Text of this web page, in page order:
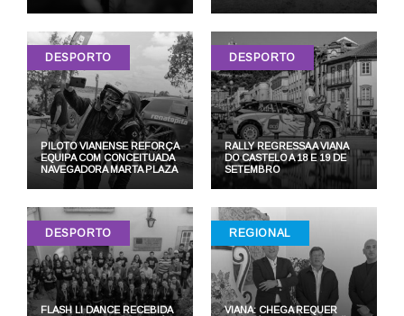
DESPORTO
PILOTO VIANENSE REFORÇA
EQUIPA COM CONCEITUADA
NAVEGADORA MARTA PLAZA
DESPORTO
RALLY REGRESSA A VIANA
DO CASTELO A 18 E 19 DE
SETEMBRO
DESPORTO
FLASH LI DANCE RECEBIDA
REGIONAL
VIANA: CHEGA REQUER